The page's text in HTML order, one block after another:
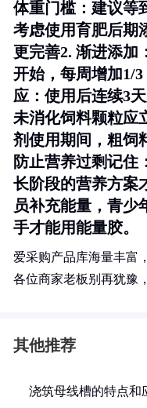
体重门槛：建议等
考虑使用育肥后期
更完善2. 渐进添加
开始，每周增加1/
应 ：使用后连续3
未消化饲料颗粒应
剂使用期间，粗饲
防止营养过剩记住
长阶段的营养方案
员补充能量，青少
手才能用能量胶。
爱采购产品库海量丰富
各位商家老板别再犹豫
其他推荐
浇筑母线槽的特点和